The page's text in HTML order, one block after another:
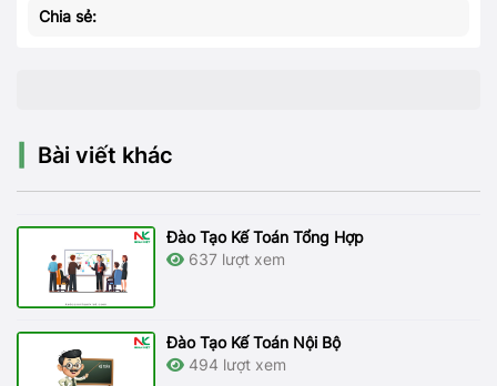
Chia sẻ:
Bài viết khác
Đào Tạo Kế Toán Tổng Hợp
637 lượt xem
Đào Tạo Kế Toán Nội Bộ
494 lượt xem